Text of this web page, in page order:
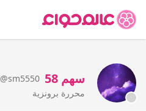
سهم 58
@sm5550
محررة برونزية